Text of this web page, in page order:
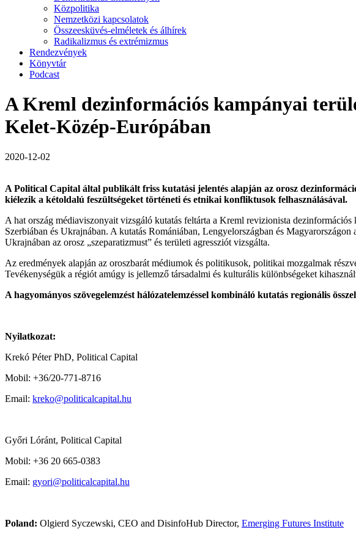
Közpolitika
Nemzetközi kapcsolatok
Összeesküvés-elméletek és álhírek
Radikalizmus és extrémizmus
Rendezvények
Könyvtár
Podcast
A Kreml dezinformációs kampányai
Kelet-Közép-Európában
2020-12-02
A Political Capital által publikált friss kutatási jelentés alapján az orosz
kiélezik a kétoldalú feszültségeket történeti és etnikai konfliktusok felhasználásával.
A hat ország médiaviszonyait vizsgáló kutatás feltárta a Kreml revizionista
Szerbiában és Ukrajnában. A kutatás Romániában, Lengyelországban és
Ukrajnában az orosz „szeparatizmust” és területi agressziót vizsgálta.
Az eredmények alapján az oroszbarát médiumok és politikusok, politikai mozgalmak
Tevékenységük a régiót amúgy is jellemző társadalmi és kulturális különbségeket
A hagyományos szövegelemzést hálózatelemzéssel kombináló kutatás regionális
Nyilatkozat:
Krekó Péter PhD, Political Capital
Mobil: +36/20-771-8716
Email: kreko@politicalcapital.hu
Győri Lóránt, Political Capital
Mobil: +36 20 665-0383
Email: gyori@politicalcapital.hu
Poland: Olgierd Syczewski, CEO and DisinfoHub Director, Emerging Futures Institute